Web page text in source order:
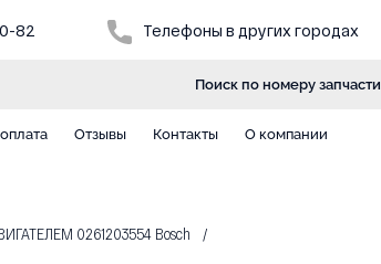
82 Телефоны в других городах
Поиск по номеру запчасти
Отзывы Контакты О компании
0261203554 Bosch